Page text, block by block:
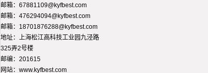
邮箱：67881109@kyfbest.com
邮箱：476294094@kyfbest.com
邮箱：18701876288@kyfbest.com
地址：上海松江高科技工业园九泾路
325弄2号楼
邮编：201615
网站：www.kyfbest.com